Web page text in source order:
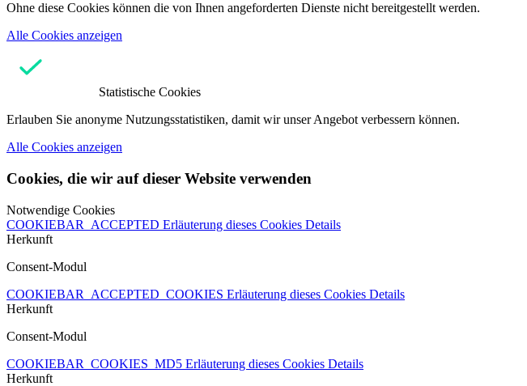
Ohne diese Cookies können die von Ihnen angeforderten Dienste nicht bereitgestellt werden.
Alle Cookies anzeigen
Statistische Cookies
Erlauben Sie anonyme Nutzungsstatistiken, damit wir unser Angebot verbessern können.
Alle Cookies anzeigen
Cookies, die wir auf dieser Website verwenden
Notwendige Cookies
COOKIEBAR_ACCEPTED Erläuterung dieses Cookies Details
Herkunft
Consent-Modul
COOKIEBAR_ACCEPTED_COOKIES Erläuterung dieses Cookies Details
Herkunft
Consent-Modul
COOKIEBAR_COOKIES_MD5 Erläuterung dieses Cookies Details
Herkunft